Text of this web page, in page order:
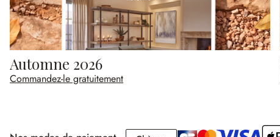
Automne 2026
Commandez-le gratuitement